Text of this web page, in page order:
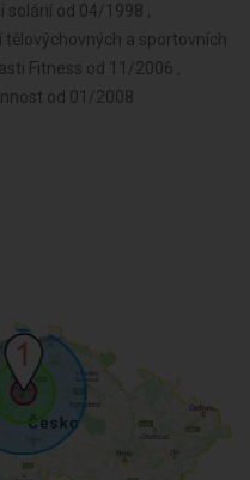
solárií od 04/1998 ,
tělovýchovných a sportovních
Fitness od 11/2006 ,
od 01/2008